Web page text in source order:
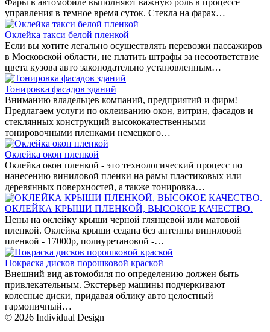
Фары в автомобиле выполняют важную роль в процессе
управления в темное время суток. Стекла на фарах…
Оклейка такси белой пленкой
Если вы хотите легально осуществлять перевозки пассажиров
в Московской области, не платить штрафы за несоответствие
цвета кузова авто законодательно установленным…
Тонировка фасадов зданий
Вниманию владельцев компаний, предприятий и фирм!
Предлагаем услуги по оклеиванию окон, витрин, фасадов и
стеклянных конструкций высококачественными
тонировочными пленками немецкого…
Оклейка окон пленкой
Оклейка окон пленкой - это технологический процесс по
нанесению виниловой пленки на рамы пластиковых или
деревянных поверхностей, а также тонировка…
ОКЛЕЙКА КРЫШИ ПЛЕНКОЙ, ВЫСОКОЕ КАЧЕСТВО.
Цены на оклейку крыши черной глянцевой или матовой
пленкой. Оклейка крыши седана без антенны виниловой
пленкой - 17000р, полиуретановой -…
Покраска дисков порошковой краской
Внешний вид автомобиля по определению должен быть
привлекательным. Экстерьер машины подчеркивают
колесные диски, придавая облику авто целостный
гармоничный…
© 2026 Individual Design